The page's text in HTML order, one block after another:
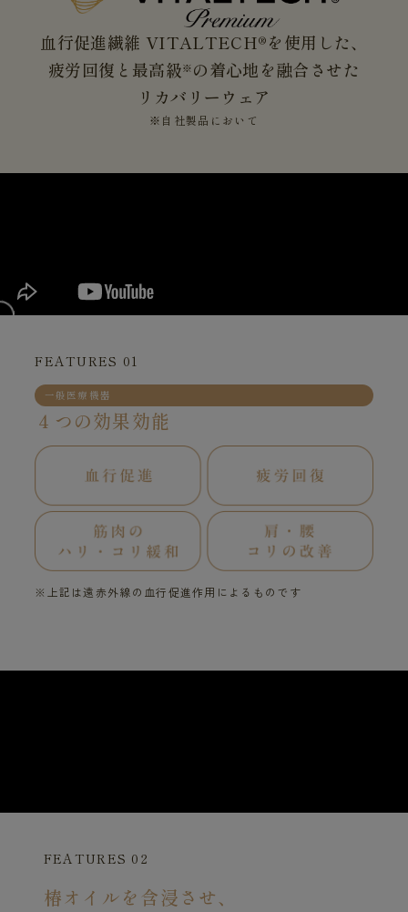
血行促進繊維 VITALTECH®を使用した、
疲労回復と最高級※ の着心地を融合させた
リカバリーウェア
※自社製品において
FEATURES 01
一般医療機器
４つの効果効能
※上記は遠赤外線の血行促進作用によるものです
FEATURES 02
椿オイルを含浸させ、